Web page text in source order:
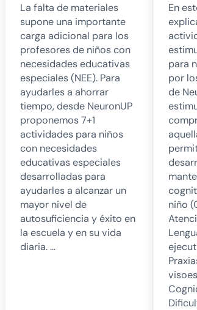
La falta de materiales
supone una importante
carga adicional para los
profesores de niños con
necesidades educativas
especiales (NEE). Para
ayudarles a ahorrar
tiempo, desde NeuronUP
proponemos 7+1
actividades para niños
con necesidades
educativas especiales
desarrolladas para
ayudarles a alcanzar un
mayor nivel de
autosuficiencia y éxito en
la escuela y en su vida
diaria. …
En
para
por
de
niño